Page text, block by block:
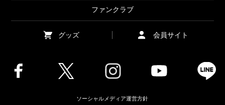
ファンクラブ
グッズ 会員サイト
ソーシャルメディア運営方針